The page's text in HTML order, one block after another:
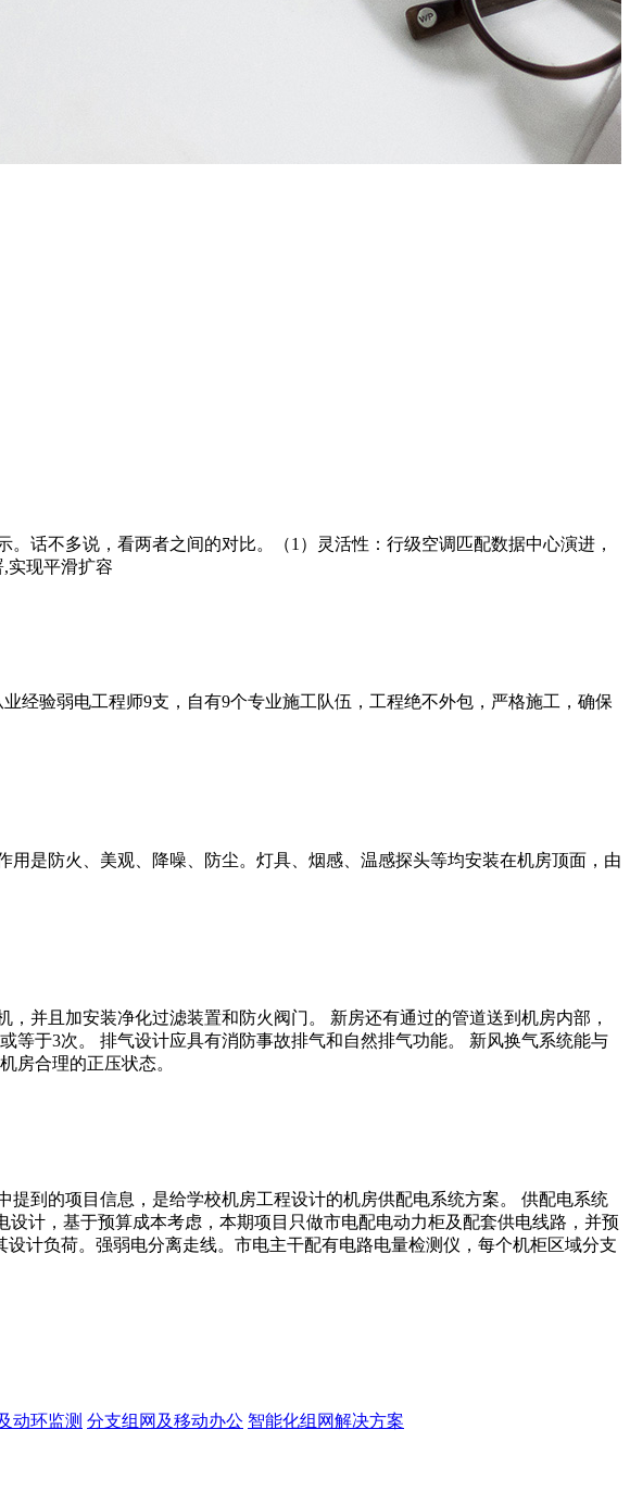
话不多说，看两者之间的对比。（1）灵活性：行级空调匹配数据中心演进，
实现平滑扩容
经验弱电工程师9支，自有9个专业施工队伍，工程绝不外包，严格施工，确保
是防火、美观、降噪、防尘。灯具、烟感、温感探头等均安装在机房顶面，由
并且加安装净化过滤装置和防火阀门。 新房还有通过的管道送到机房内部，
于3次。 排气设计应具有消防事故排气和自然排气功能。 新风换气系统能与
房合理的正压状态。
到的项目信息，是给学校机房工程设计的机房供配电系统方案。 供配电系统
计，基于预算成本考虑，本期项目只做市电配电动力柜及配套供电线路，并预
计负荷。强弱电分离走线。市电主干配有电路电量检测仪，每个机柜区域分支
动环监测 分支组网及移动办公 智能化组网解决方案